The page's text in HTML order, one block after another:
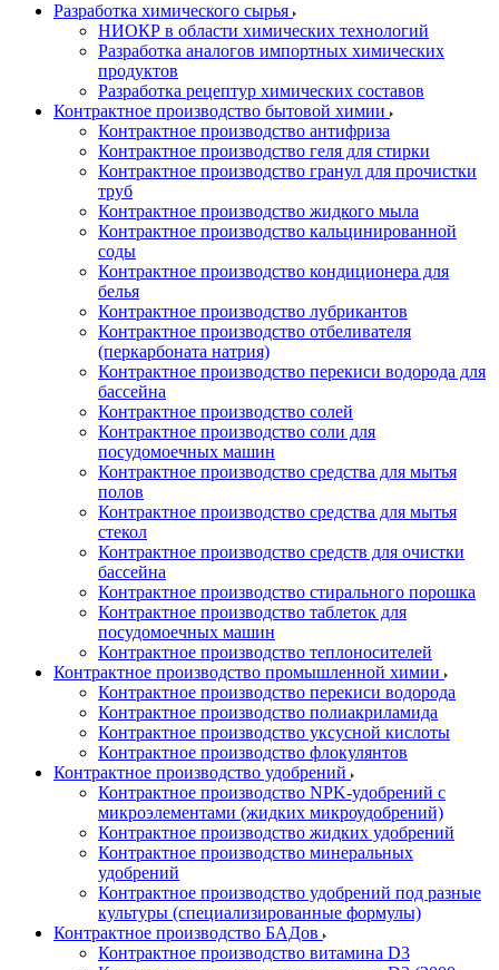
Разработка химического сырья
НИОКР в области химических технологий
Разработка аналогов импортных химических
продуктов
Разработка рецептур химических составов
Контрактное производство бытовой химии
Контрактное производство антифриза
Контрактное производство геля для стирки
Контрактное производство гранул для прочистки
труб
Контрактное производство жидкого мыла
Контрактное производство кальцинированной
соды
Контрактное производство кондиционера для
белья
Контрактное производство лубрикантов
Контрактное производство отбеливателя
(перкарбоната натрия)
Контрактное производство перекиси водорода для
бассейна
Контрактное производство солей
Контрактное производство соли для
посудомоечных машин
Контрактное производство средства для мытья
полов
Контрактное производство средства для мытья
стекол
Контрактное производство средств для очистки
бассейна
Контрактное производство стирального порошка
Контрактное производство таблеток для
посудомоечных машин
Контрактное производство теплоносителей
Контрактное производство промышленной химии
Контрактное производство перекиси водорода
Контрактное производство полиакриламида
Контрактное производство уксусной кислоты
Контрактное производство флокулянтов
Контрактное производство удобрений
Контрактное производство NPK-удобрений с
микроэлементами (жидких микроудобрений)
Контрактное производство жидких удобрений
Контрактное производство минеральных
удобрений
Контрактное производство удобрений под разные
культуры (специализированные формулы)
Контрактное производство БАДов
Контрактное производство витамина D3